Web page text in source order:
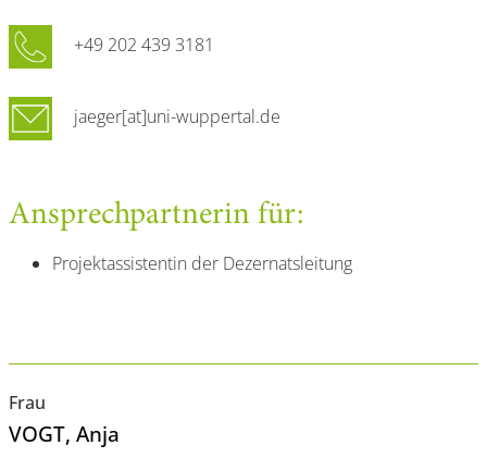
Ansprechpartnerin für:
Projektassistentin der Dezernatsleitung
+49 202 439 3181
jaeger[at]uni-wuppertal.de
Frau
VOGT, Anja